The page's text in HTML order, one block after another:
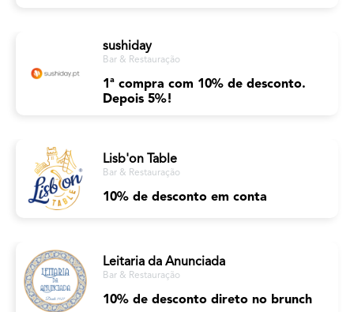
sushiday
Bar & Restauração
1ª compra com 10% de desconto.
Depois 5%!
Lisb'on Table
Bar & Restauração
10% de desconto em conta
Leitaria da Anunciada
Bar & Restauração
10% de desconto direto no brunch